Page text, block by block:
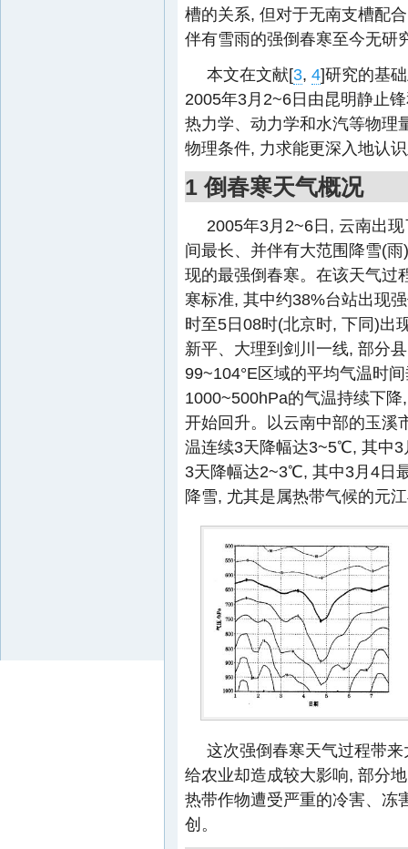
槽的关系, 但对于无南支槽配
伴有雪雨的强倒春寒至今无研
本文在文献[3, 4]研究的基
2005年3月2~6日由昆明静止
热力学、动力学和水汽等物理
物理条件, 力求能更深入地认
1 倒春寒天气概况
2005年3月2~6日, 云南出
间最长、并伴有大范围降雪(
现的最强倒春寒。在该天气过
寒标准, 其中约38%台站出现
时至5日08时(北京时, 下同)出
新平、大理到剑川一线, 部分
99~104°E区域的平均气温时
1000~500hPa的气温持续下
开始回升。以云南中部的玉溪
温连续3天降幅达3~5℃, 其中
3天降幅达2~3℃, 其中3月4日
降雪, 尤其是属热带气候的元
这次强倒春寒天气过程带
给农业却造成较大影响, 部分
热带作物遭受严重的冷害、冻
创。